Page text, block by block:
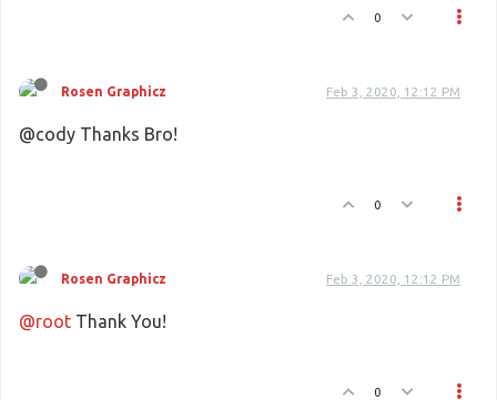
0
Rosen Graphicz Feb 3, 2020, 12:12 PM
@cody Thanks Bro!
0
Rosen Graphicz Feb 3, 2020, 12:12 PM
@root Thank You!
0